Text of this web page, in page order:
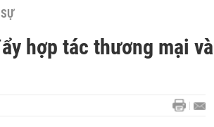
hợp tác thương mại và